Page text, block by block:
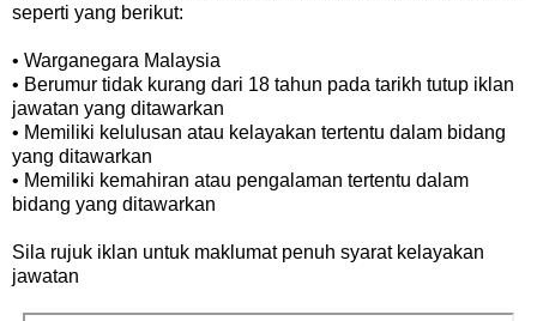
seperti yang berikut:
• Warganegara Malaysia
• Berumur tidak kurang dari 18 tahun pada tarikh tutup iklan
jawatan yang ditawarkan
• Memiliki kelulusan atau kelayakan tertentu dalam bidang
yang ditawarkan
• Memiliki kemahiran atau pengalaman tertentu dalam
bidang yang ditawarkan
Sila rujuk iklan untuk maklumat penuh syarat kelayakan
jawatan